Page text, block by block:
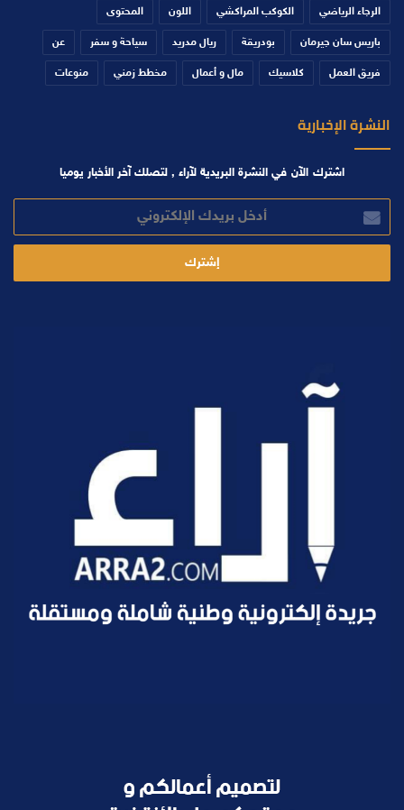
الرجاء الرياضي الكوكب المراكشي اللون المحتوى
باريس سان جيرمان بودريقة ريال مدريد سياحة و سفر عن
فريق العمل كلاسيك مال و أعمال مخطط زمني منوعات
النشرة الإخبارية
اشترك الآن في النشرة البريدية لآراء , لتصلك آخر الأخبار يوميا
بريدك
الإلكتروني